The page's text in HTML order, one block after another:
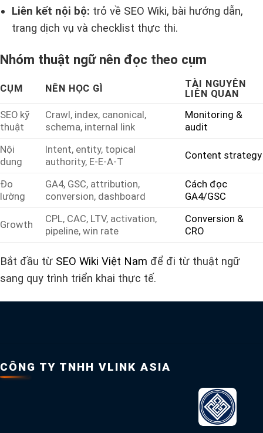
Liên kết nội bộ: trỏ về SEO Wiki, bài hướng dẫn,
trang dịch vụ và checklist thực thi.
Nhóm thuật ngữ nên đọc theo cụm
CỤM NÊN HỌC GÌ
TÀI NGUYÊN
LIÊN QUAN
SEO kỹ
thuật
Crawl, index, canonical,
schema, internal link
Monitoring &
audit
Nội
dung
Intent, entity, topical
authority, E-E-A-T
Content strategy
Đo
lường
GA4, GSC, attribution,
conversion, dashboard
Cách đọc
GA4/GSC
Growth
CPL, CAC, LTV, activation,
pipeline, win rate
Conversion &
CRO
Bắt đầu từ SEO Wiki Việt Nam để đi từ thuật ngữ
sang quy trình triển khai thực tế.
CÔNG TY TNHH VLINK ASIA